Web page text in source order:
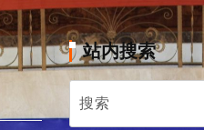
站内搜索